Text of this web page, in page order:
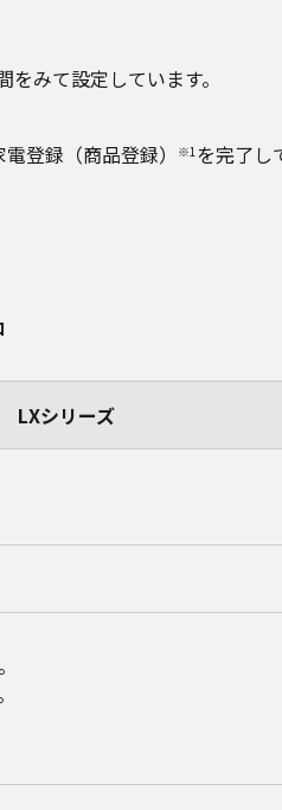
みて設定しています。
登録（商品登録）
※1 を完了し
LXシリーズ